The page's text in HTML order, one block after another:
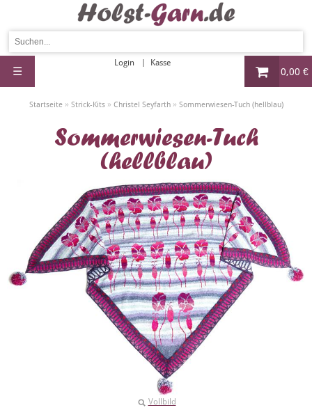
0,00 €
Login Kasse
☰
Startseite» Strick-Kits» Christel Seyfarth» Sommerwiesen-Tuch (hellblau)
Sommerwiesen-Tuch
(hellblau)
Vollbild